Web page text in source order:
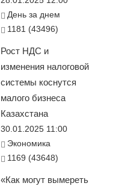
День за днем
1181 (43496)
Рост НДС и
изменения налоговой
системы коснутся
малого бизнеса
Казахстана
30.01.2025 11:00
Экономика
1169 (43648)
«Как могут вымереть